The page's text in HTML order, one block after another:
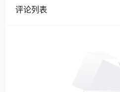
评论列表